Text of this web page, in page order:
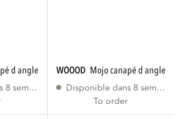
d angle droite bouclé...
Disponible dans 8 semaines
WOOOD mojo canapé d angle
Disponible dans 8 semaines
To order